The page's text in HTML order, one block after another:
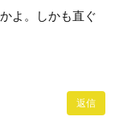
よ。しかも直ぐ
返信